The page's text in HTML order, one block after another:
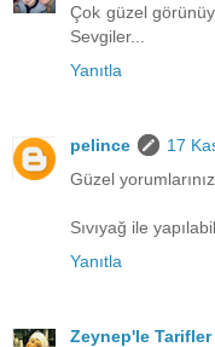
Çok güzel
Sevgiler...
Yanıtla
pelince
17
Güzel
Sıvıyağ ile
Yanıtla
Zeynep'le Tarifler